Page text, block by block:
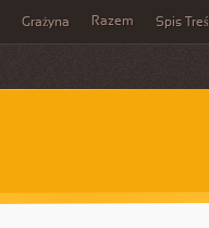
Grażyna Razem Spis